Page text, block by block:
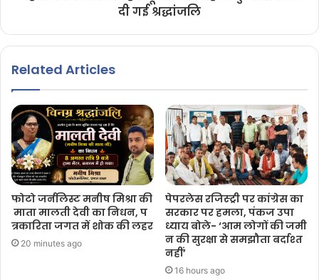
दी गई श्रद्धांजलि
Related Articles
फोटो जर्नलिस्ट मनीष मिश्रा की
माता मालती देवी का निधन, प
त्रकारिता जगत में शोक की लहर
20 minutes ago
पेपरलेस रजिस्ट्री पर कांग्रेस का
सरकार पर हमला, पंकज उपा
ध्याय बोले- ‘आम लोगों की जमी
न की सुरक्षा से समझौता बर्दाश्त
नहीं’
16 hours ago